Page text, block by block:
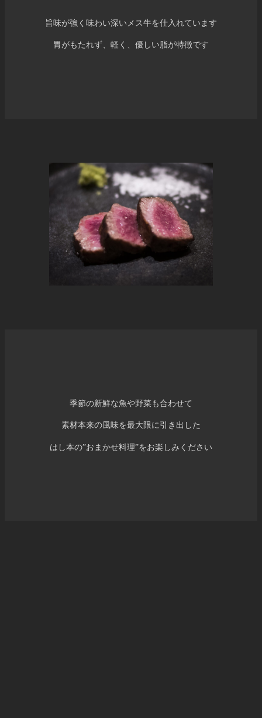
旨味が強く味わい深いメス牛を仕入れています
胃がもたれず、軽く、優しい脂が特徴です
季節の新鮮な魚や野菜も合わせて
素材本来の風味を最大限に引き出した
はし本の”おまかせ料理”をお楽しみください